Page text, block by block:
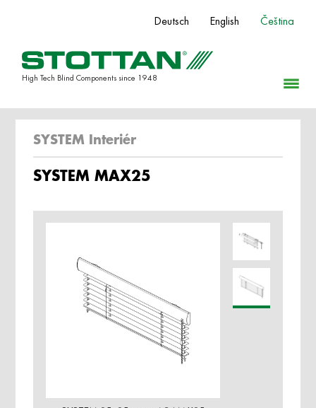
Čeština
English
Deutsch
High Tech Blind Components since 1948
SYSTEM Interiér
SYSTEM MAX25